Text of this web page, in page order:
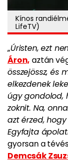
Kínos
LifeTV)
„Úristen, ezt
Áron, aztán
összejössz,és
elkezdenek
úgy gondolod,
zoknit. Na, o
azt érzed,
Egyfajta
gyorsan a
Demcsák